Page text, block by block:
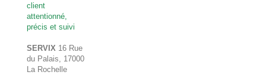
client
attentionné,
précis et suivi
SERVIX 16 Rue
du Palais, 17000
La Rochelle